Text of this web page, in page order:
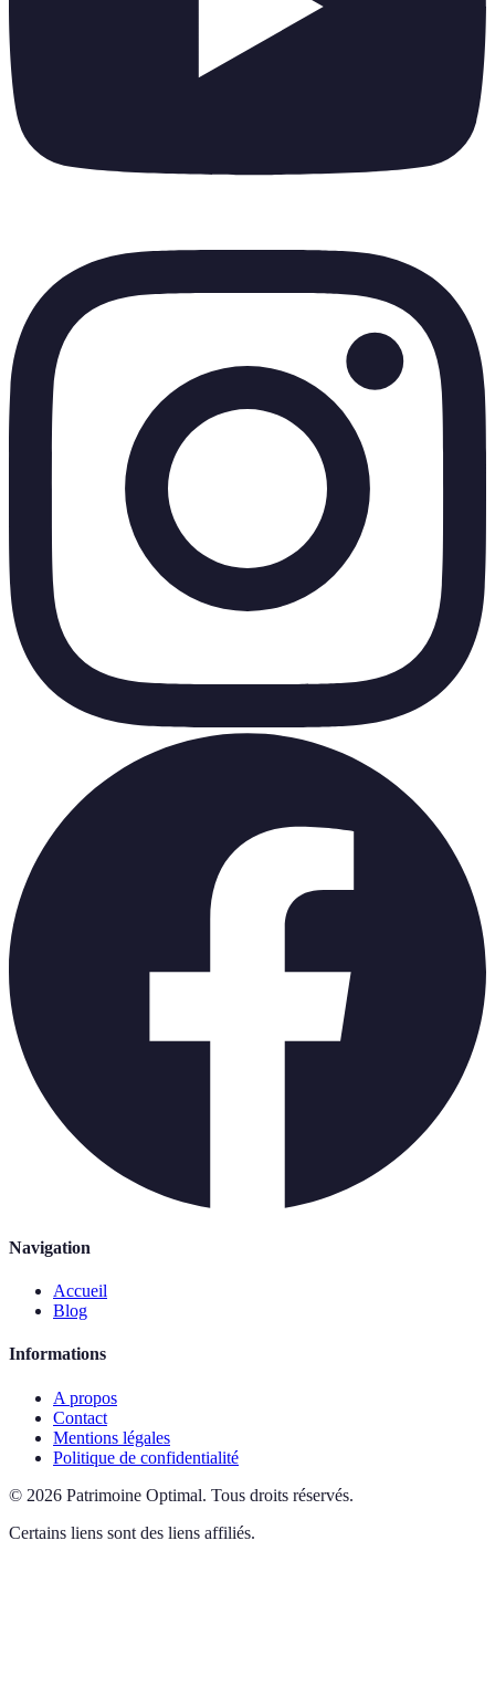
Navigation
Accueil
Blog
Informations
A propos
Contact
Mentions légales
Politique de confidentialité
© 2026 Patrimoine Optimal. Tous droits réservés.
Certains liens sont des liens affiliés.